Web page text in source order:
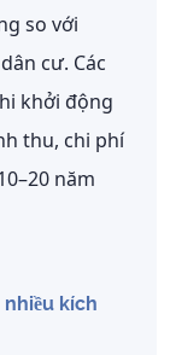
so với
cư. Các
khởi động
thu, chi phí
năm
nhiều kích